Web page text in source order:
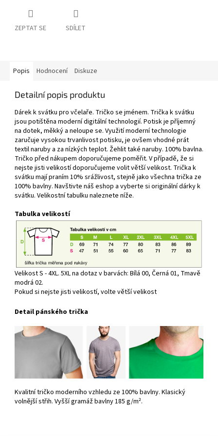
ZEPTAT SE SDÍLET
Popis Hodnocení Diskuze
Detailní popis produktu
Dárek k svátku pro včelaře. Tričko se jménem. Trička k svátku
jsou potištěna moderní digitální technologií. Potisk je příjemný
na dotek, měkký a neloupe se. Využití moderní technologie
zaručuje vysokou trvanlivost potisku, je ovšem vhodné prát
textil naruby a za nízkých teplot. Žehlit také naruby. 100% bavlna.
Tričko před nákupem doporučujeme poměřit. V případě, že si
nejste jisti velikostí doporučujeme volit větší velikost. Trička k
svátku mají praním 10% srážlivost, stejně jako všechna trička ze
100% bavlny. Navštivte náš eshop a vyberte si originální dárky k
svátku. Velikostní tabulku naleznete níže.
Tabulka velikostí
Velikost S - 4XL. 5XL na dotaz v barvách: Bílá 00, Černá 01, Tmavě
modrá 02.
Pokud si nejste jisti velikostí, volte větší velikost
Detail pánského trička
Kvalitní tričko moderního vzhledu ze 100% bavlny. Klasický
volnější střih. Vyšší gramáž bavlny 185 g/m².